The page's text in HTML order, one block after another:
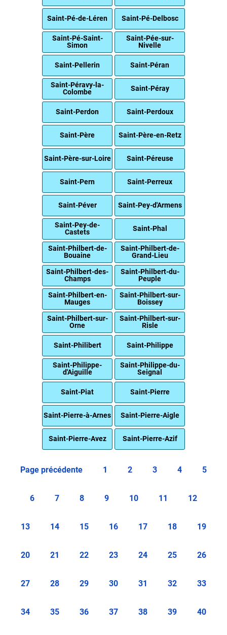
Saint-Pé-de-Léren Saint-Pé-Delbosc
Saint-Pé-Saint-
Simon
Saint-Pée-sur-
Nivelle
Saint-Pellerin Saint-Péran
Saint-Péravy-la-
Colombe
Saint-Péray
Saint-Perdon Saint-Perdoux
Saint-Père Saint-Père-en-Retz
Saint-Père-sur-Loire Saint-Péreuse
Saint-Pern Saint-Perreux
Saint-Péver Saint-Pey-d'Armens
Saint-Pey-de-
Castets
Saint-Phal
Saint-Philbert-de-
Bouaine
Saint-Philbert-de-
Grand-Lieu
Saint-Philbert-des-
Champs
Saint-Philbert-du-
Peuple
Saint-Philbert-en-
Mauges
Saint-Philbert-sur-
Boissey
Saint-Philbert-sur-
Orne
Saint-Philbert-sur-
Risle
Saint-Philibert Saint-Philippe
Saint-Philippe-
d'Aiguille
Saint-Philippe-du-
Seignal
Saint-Piat Saint-Pierre
Saint-Pierre-à-Arnes Saint-Pierre-Aigle
Saint-Pierre-Avez Saint-Pierre-Azif
Page précédente 1 2 3 4 5
6 7 8 9 10 11 12
13 14 15 16 17 18 19
20 21 22 23 24 25 26
27 28 29 30 31 32 33
34 35 36 37 38 39 40